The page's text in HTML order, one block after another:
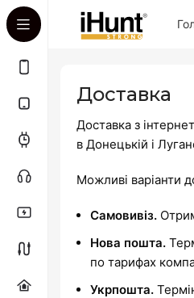
Доставка
Доставка з
в Донецькій і
Можливі варіанти
Самовивіз.
Нова пошта.
по тарифах
Укрпошта.